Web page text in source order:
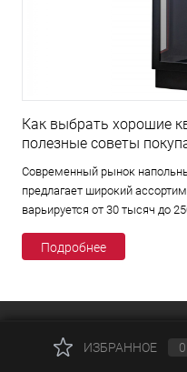
Как выбрать хорошие
полезные советы
Современный рынок
предлагает широкий
варьируется от 30 тысяч до
Подробнее
КАТАЛОГИЗБРАННОЕ 0